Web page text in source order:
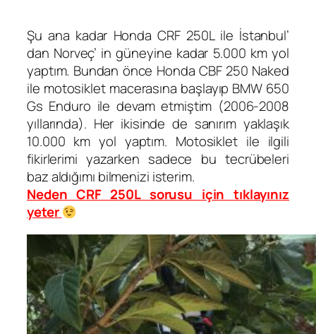
Şu ana kadar Honda CRF 250L ile İstanbul’
dan Norveç’ in güneyine kadar 5.000 km yol
yaptım. Bundan önce Honda CBF 250 Naked
ile motosiklet macerasına başlayıp BMW 650
Gs Enduro ile devam etmiştim (2006-2008
yıllarında). Her ikisinde de sanırım yaklaşık
10.000 km yol yaptım. Motosiklet ile ilgili
fikirlerimi yazarken sadece bu tecrübeleri
baz aldığımı bilmenizi isterim.
Neden CRF 250L sorusu için tıklayınız
yeter